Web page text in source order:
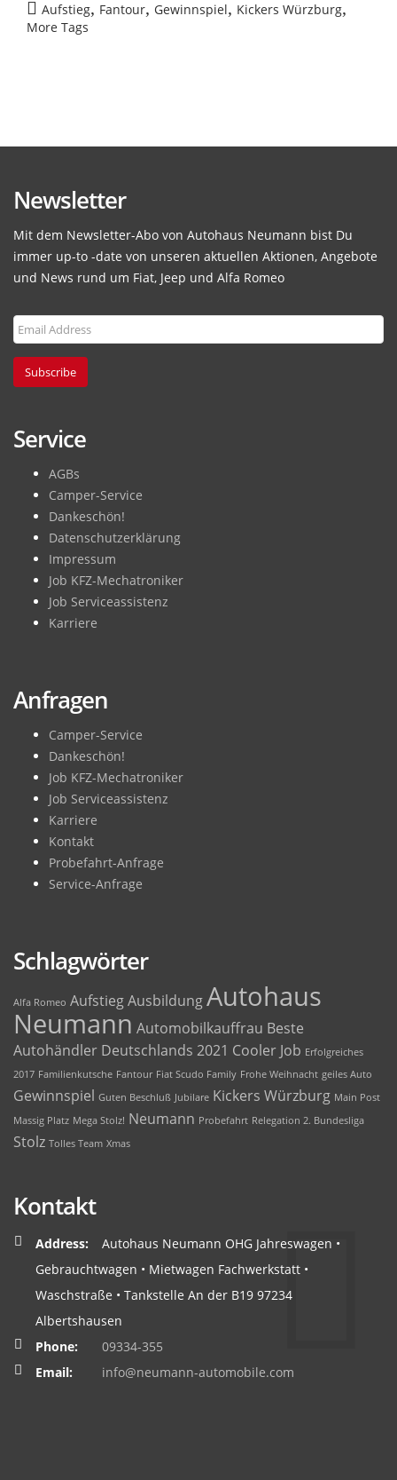
Aufstieg, Fantour, Gewinnspiel, Kickers Würzburg,
More Tags
Newsletter
Mit dem Newsletter-Abo von Autohaus Neumann bist Du
immer up-to -date von unseren aktuellen Aktionen, Angebote
und News rund um Fiat, Jeep und Alfa Romeo
Subscribe
Service
AGBs
Camper-Service
Dankeschön!
Datenschutzerklärung
Impressum
Job KFZ-Mechatroniker
Job Serviceassistenz
Karriere
Anfragen
Camper-Service
Dankeschön!
Job KFZ-Mechatroniker
Job Serviceassistenz
Karriere
Kontakt
Probefahrt-Anfrage
Service-Anfrage
Schlagwörter
Alfa Romeo AufstiegAusbildungAutohaus
Neumann Automobilkauffrau Beste
Autohändler Deutschlands 2021 Cooler Job Erfolgreiches
2017 Familienkutsche Fantour Fiat Scudo Family Frohe Weihnacht geiles Auto
Gewinnspiel Guten Beschluß Jubilare Kickers Würzburg Main Post
Massig Platz Mega Stolz! Neumann Probefahrt Relegation 2. Bundesliga
Stolz Tolles Team Xmas
Kontakt
Address:
Autohaus Neumann OHG Jahreswagen •
Gebrauchtwagen • Mietwagen Fachwerkstatt •
Waschstraße • Tankstelle An der B19 97234
Albertshausen
Phone:
09334-355
Email:
info@neumann-automobile.com